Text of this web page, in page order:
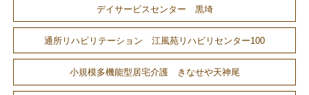
デイサービスセンター 黒埼
通所リハビリテーション 江風苑リハビリセンター100
小規模多機能型居宅介護 きなせや天神尾